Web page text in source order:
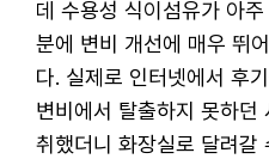
데 수용성 식이섬유가 아
분에 변비 개선에 매우 뛰
다. 실제로 인터넷에서 후
변비에서 탈출하지 못하던
취했더니 화장실로 달려갈